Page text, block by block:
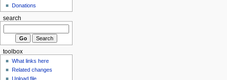
Donations
search
toolbox
What links here
Related changes
Upload file